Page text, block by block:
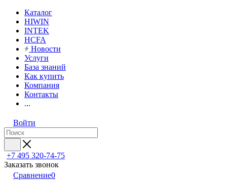
Каталог
HIWIN
INTEK
HCFA
Новости
Услуги
База знаний
Как купить
Компания
Контакты
...
Войти
+7 495 320-74-75
Заказать звонок
Сравнение0